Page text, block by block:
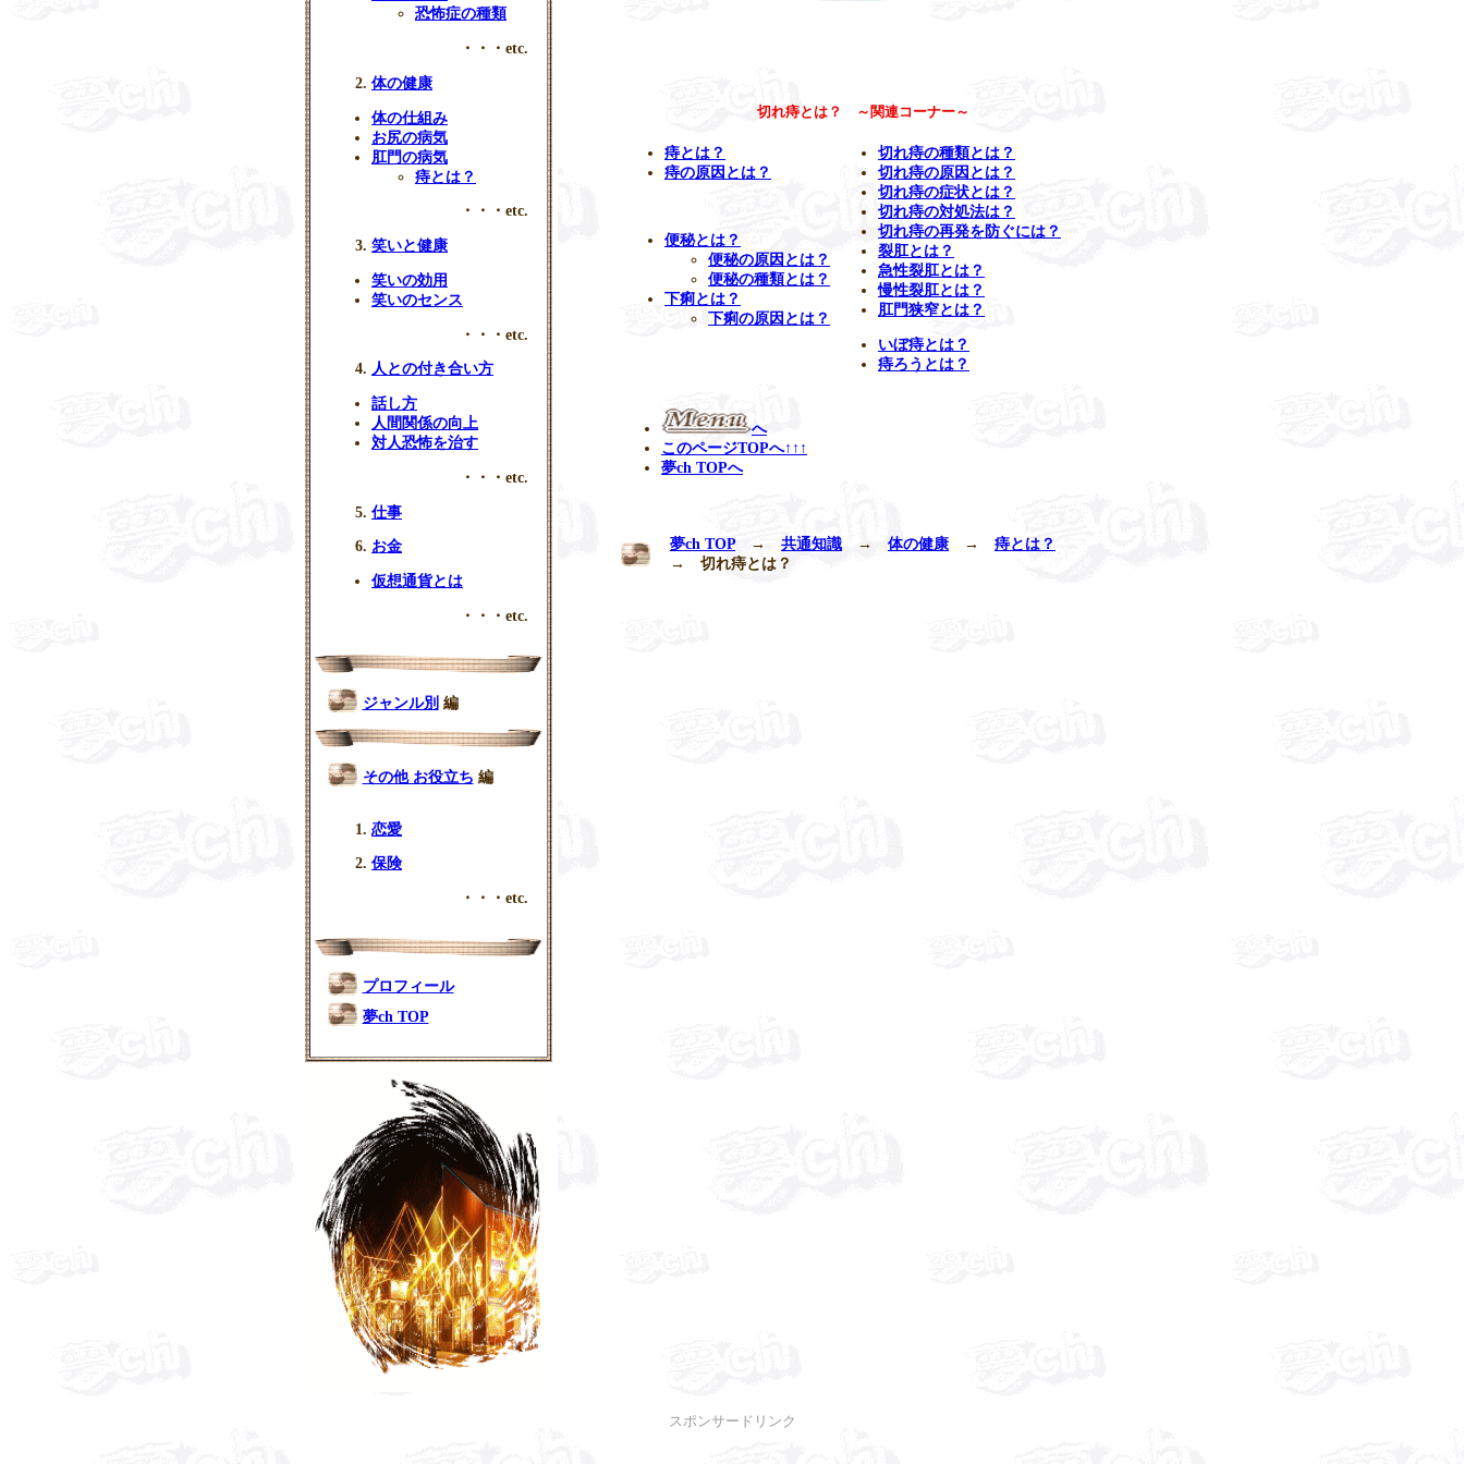
切れ痔とは？ ～関連コーナー～
痔とは？
痔の原因とは？
便秘とは？
便秘の原因とは？
便秘の種類とは？
下痢とは？
下痢の原因とは？
切れ痔の種類とは？
切れ痔の原因とは？
切れ痔の症状とは？
切れ痔の対処法は？
切れ痔の再発を防ぐには？
裂肛とは？
急性裂肛とは？
慢性裂肛とは？
肛門狭窄とは？
いぼ痔とは？
痔ろうとは？
へ
このページTOPへ↑↑↑
夢ch TOPへ
夢ch TOP→ 共通知識 → 体の健康 → 痔とは？
→ 切れ痔とは ？
恐怖症の種類
・・・etc.
体の健康
体の仕組み
お尻の病気
肛門の病気
痔とは？
・・・etc.
笑いと健康
笑いの効用
笑いのセンス
・・・etc.
人との付き合い方
話し方
人間関係の向上
対人恐怖を治す
・・・etc.
仕事
お金
仮想通貨とは
・・・etc.
ジャンル別 編
その他 お役立ち 編
恋愛
保険
・・・etc.
プロフィール
夢ch TOP
スポンサードリンク